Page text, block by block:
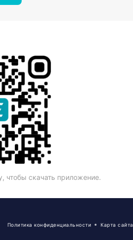
чтобы скачать приложение.
Политика конфиденциальности Карта сайта